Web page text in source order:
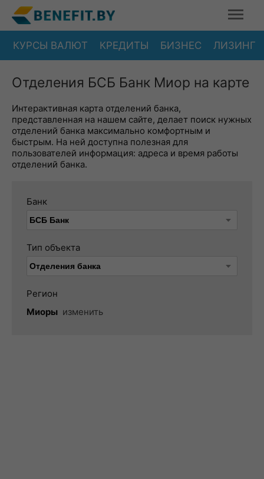
КУРСЫ ВАЛЮТ КРЕДИТЫ БИЗНЕС ЛИЗИНГ
Отделения БСБ Банк Миор на карте
Интерактивная карта отделений банка,
представленная на нашем сайте, делает поиск нужных
отделений банка максимально комфортным и
быстрым. На ней доступна полезная для
пользователей информация: адреса и время работы
отделений банка.
Банк
Тип объекта
Регион
Миоры изменить